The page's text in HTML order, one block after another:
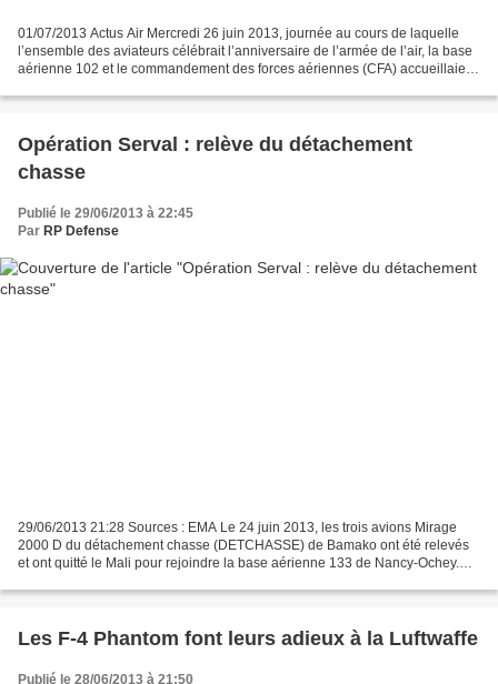
01/07/2013 Actus Air Mercredi 26 juin 2013, journée au cours de laquelle
l’ensemble des aviateurs célébrait l’anniversaire de l’armée de l’air, la base
aérienne 102 et le commandement des forces aériennes (CFA) accueillaient,
Opération Serval : relève du détachement
chasse
Publié le 29/06/2013 à 22:45
Par RP Defense
29/06/2013 21:28 Sources : EMA Le 24 juin 2013, les trois avions Mirage
2000 D du détachement chasse (DETCHASSE) de Bamako ont été relevés
et ont quitté le Mali pour rejoindre la base aérienne 133 de Nancy-Ochey.
Les F-4 Phantom font leurs adieux à la Luftwaffe
Publié le 28/06/2013 à 21:50